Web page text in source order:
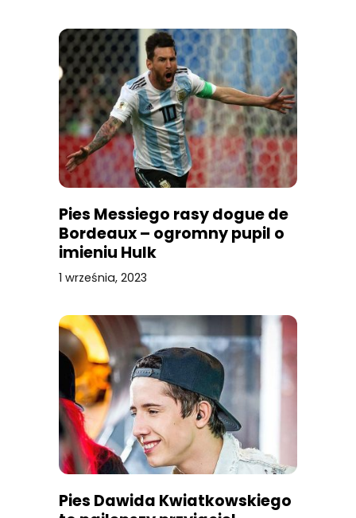
Pies Messiego rasy dogue de
Bordeaux – ogromny pupil o
imieniu Hulk
1 września, 2023
Pies Dawida Kwiatkowskiego